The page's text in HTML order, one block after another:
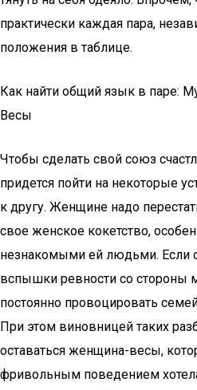
практически каждая пара,
положения в таблице.
Как найти общий язык в паре:
Весы
Чтобы сделать свой союз
придется пойти на некоторые
к другу. Женщине надо
свое женское кокетство,
незнакомыми ей людьми. Если
вспышки ревности со стороны
постоянно провоцировать
При этом виновницей таких
оставаться женщина-весы,
фривольным поведением